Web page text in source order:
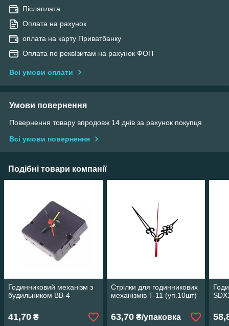
Післяплата
Оплата на рахунок
оплата на карту Приватбанку
Оплата по реквІзитам на рахунок ФОП
Всі умови оплати
Умови повернення
Повернення товару впродовж 14 днів за рахунок покупця
Всі умови повернення
Подібні товари компанії
Годинниковий механізм з
будильником BB-4
41,70 ₴
Стрілки для годинникових
механізмів T-11 (уп.10шт)
63,70₴/упаковка